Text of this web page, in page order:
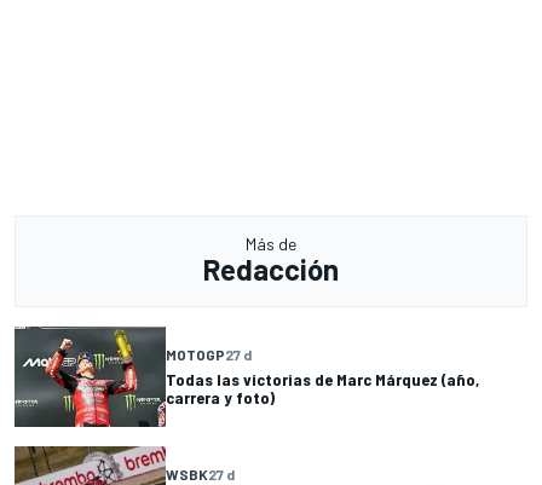
Más de
Redacción
MOTOGP27 d
Todas las victorias de Marc Márquez (año,
carrera y foto)
WSBK27 d